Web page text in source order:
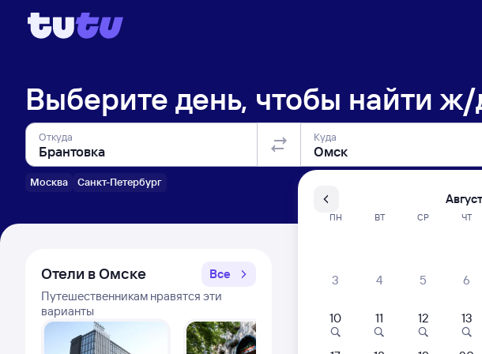
Выберите день, чтобы найти ж/
Откуда
Москва Санкт-Петербург
Куда
Отели в Омске
Все
Путешественникам нравятся эти
варианты
Расписание
ПН ВТ СР ЧТ
3 4 5 6
10 11 12 13